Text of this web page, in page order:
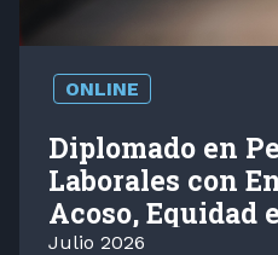
ONLINE
Diplomado en
Laborales con
Acoso, Equidad
Julio 2026